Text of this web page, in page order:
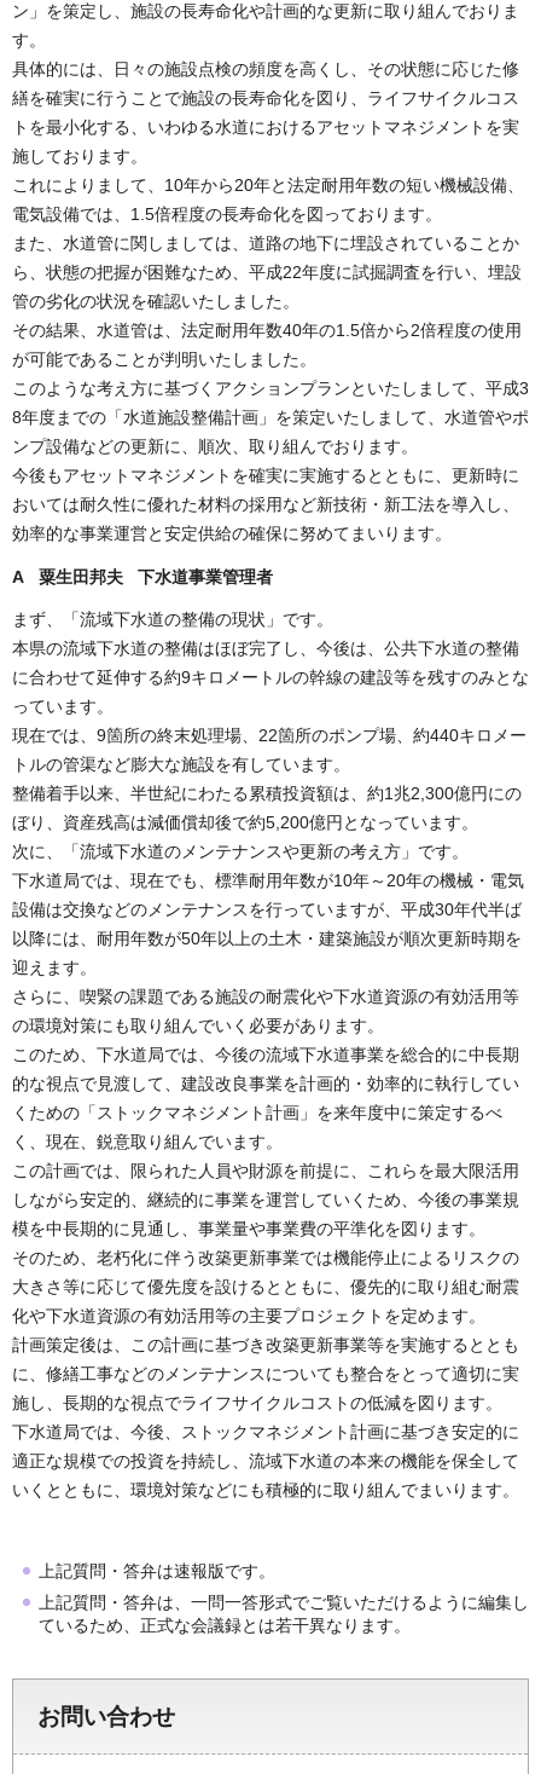
ン」を策定し、施設の長寿命化や計画的な更新に取り組んでおりま
す。
具体的には、日々の施設点検の頻度を高くし、その状態に応じた修
繕を確実に行うことで施設の長寿命化を図り、ライフサイクルコス
トを最小化する、いわゆる水道におけるアセットマネジメントを実
施しております。
これによりまして、10年から20年と法定耐用年数の短い機械設備、
電気設備では、1.5倍程度の長寿命化を図っております。
また、水道管に関しましては、道路の地下に埋設されていることか
ら、状態の把握が困難なため、平成22年度に試掘調査を行い、埋設
管の劣化の状況を確認いたしました。
その結果、水道管は、法定耐用年数40年の1.5倍から2倍程度の使用
が可能であることが判明いたしました。
このような考え方に基づくアクションプランといたしまして、平成3
8年度までの「水道施設整備計画」を策定いたしまして、水道管やポ
ンプ設備などの更新に、順次、取り組んでおります。
今後もアセットマネジメントを確実に実施するとともに、更新時に
おいては耐久性に優れた材料の採用など新技術・新工法を導入し、
効率的な事業運営と安定供給の確保に努めてまいります。
A 粟生田邦夫 下水道事業管理者
まず、「流域下水道の整備の現状」です。
本県の流域下水道の整備はほぼ完了し、今後は、公共下水道の整備
に合わせて延伸する約9キロメートルの幹線の建設等を残すのみとな
っています。
現在では、9箇所の終末処理場、22箇所のポンプ場、約440キロメー
トルの管渠など膨大な施設を有しています。
整備着手以来、半世紀にわたる累積投資額は、約1兆2,300億円にの
ぼり、資産残高は減価償却後で約5,200億円となっています。
次に、「流域下水道のメンテナンスや更新の考え方」です。
下水道局では、現在でも、標準耐用年数が10年～20年の機械・電気
設備は交換などのメンテナンスを行っていますが、平成30年代半ば
以降には、耐用年数が50年以上の土木・建築施設が順次更新時期を
迎えます。
さらに、喫緊の課題である施設の耐震化や下水道資源の有効活用等
の環境対策にも取り組んでいく必要があります。
このため、下水道局では、今後の流域下水道事業を総合的に中長期
的な視点で見渡して、建設改良事業を計画的・効率的に執行してい
くための「ストックマネジメント計画」を来年度中に策定するべ
く、現在、鋭意取り組んでいます。
この計画では、限られた人員や財源を前提に、これらを最大限活用
しながら安定的、継続的に事業を運営していくため、今後の事業規
模を中長期的に見通し、事業量や事業費の平準化を図ります。
そのため、老朽化に伴う改築更新事業では機能停止によるリスクの
大きさ等に応じて優先度を設けるとともに、優先的に取り組む耐震
化や下水道資源の有効活用等の主要プロジェクトを定めます。
計画策定後は、この計画に基づき改築更新事業等を実施するととも
に、修繕工事などのメンテナンスについても整合をとって適切に実
施し、長期的な視点でライフサイクルコストの低減を図ります。
下水道局では、今後、ストックマネジメント計画に基づき安定的に
適正な規模での投資を持続し、流域下水道の本来の機能を保全して
いくとともに、環境対策などにも積極的に取り組んでまいります。
上記質問・答弁は速報版です。
上記質問・答弁は、一問一答形式でご覧いただけるように編集し
ているため、正式な会議録とは若干異なります。
お問い合わせ